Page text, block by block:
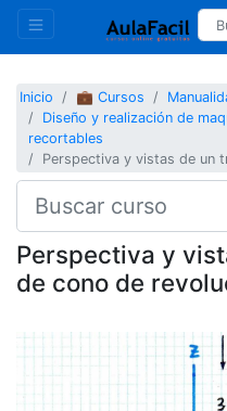
Inicio 💼 Cursos
Diseño y realización de
recortables
Perspectiva y vistas de un
Perspectiva y
de cono de